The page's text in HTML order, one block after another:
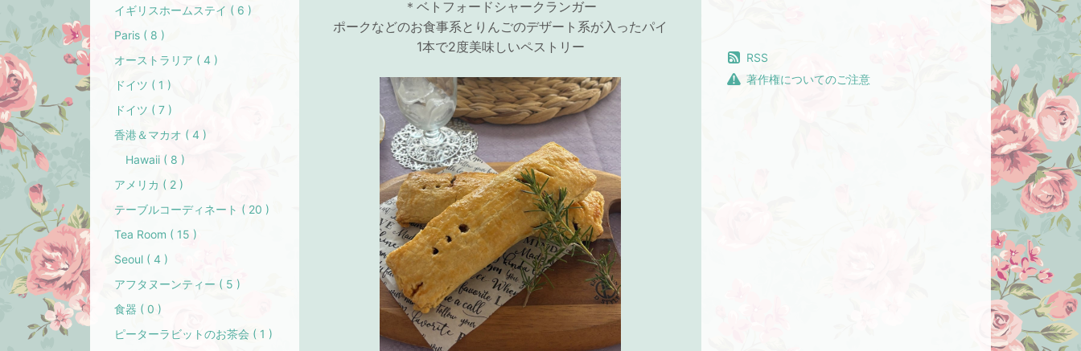
＊ベトフォードシャークランガー
ポークなどのお食事系とりんごのデザート系が入ったパイ
1本で2度美味しいペストリー
RSS
著作権についてのご注意
イギリスホームステイ ( 6 )
Paris ( 8 )
オーストラリア ( 4 )
ドイツ ( 1 )
ドイツ ( 7 )
香港＆マカオ ( 4 )
Hawaii ( 8 )
アメリカ ( 2 )
テーブルコーディネート ( 20 )
Tea Room ( 15 )
Seoul ( 4 )
アフタヌーンティー ( 5 )
食器 ( 0 )
ピーターラビットのお茶会 ( 1 )